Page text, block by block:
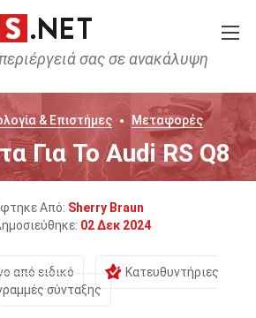
σας σε ανακάλυψη
& Επιστήμες Μεταφορές
Για Το Audi RS Q8
Από: Sherry Braun
02 Δεκ 2024
από ειδικό
Κατευθυντήριες
σύνταξης